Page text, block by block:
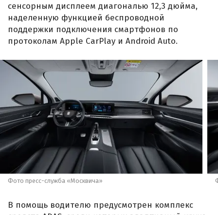
сенсорным дисплеем диагональю 12,3 дюйма,
наделенную функцией беспроводной
поддержки подключения смартфонов по
протоколам Apple CarPlay и Android Auto.
Фото пресс-служба «Москвича»
В помощь водителю предусмотрен комплекс